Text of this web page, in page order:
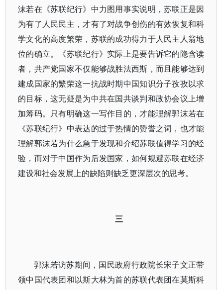
沫若在《苏联纪行》中力图用事实说明，苏联正是因
为有了人民民主，才有了对战争创伤的有效恢复和科
学文化的高度繁荣，苏联的成功得力于人民主人翁地
位的确立。《苏联纪行》实际上是要告诉它的隐含读
者，共产党国家不仅能够战胜法西斯，而且能够达到
建成国家的繁荣这一抗战时期中国知识分子孜孜以求
的目标，这无疑是为中共在国共谈判和政协会议上增
加筹码。只有明确这一写作目的，才能理解郭沫若在
《苏联纪行》中表达的过于热情的赞誉之词，也才能
理解郭沫若为什么急于发现和介绍苏联值得学习的经
验，而对于中国作为后发国家，如何规避苏联在经济
建设和社会发展上的缺陷则缺乏更深层次的思考。
三
郭沫若访苏期间，国民政府行政院长宋子文正带
领中国代表团和以斯大林为首的苏联代表团在莫斯科